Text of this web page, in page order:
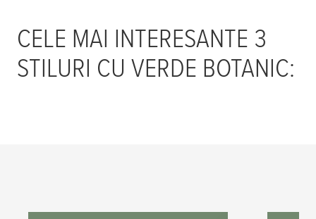
CELE MAI INTERESANTE 3
STILURI CU VERDE BOTANIC: